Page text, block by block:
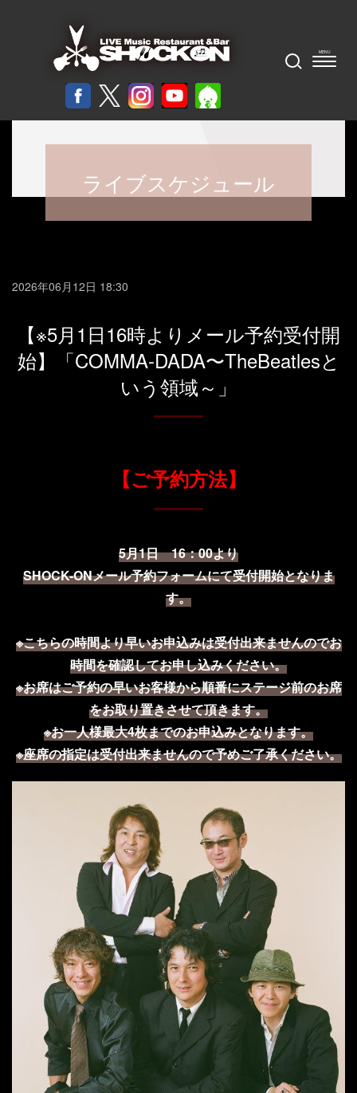
ライブスケジュール
2026年06月12日 18:30
【※5月1日16時よりメール予約受付開
始】「COMMA-DADA〜TheBeatlesと
いう領域～」
【ご予約方法】
5月1日 16：00より
SHOCK-ONメール予約フォームにて受付開始となりま
す。
※こちらの時間より早いお申込みは受付出来ませんのでお
時間を確認してお申し込みください。
※お席はご予約の早いお客様から順番にステージ前のお席
をお取り置きさせて頂きます。
※お一人様最大4枚までのお申込みとなります。
※座席の指定は受付出来ませんので予めご了承ください。